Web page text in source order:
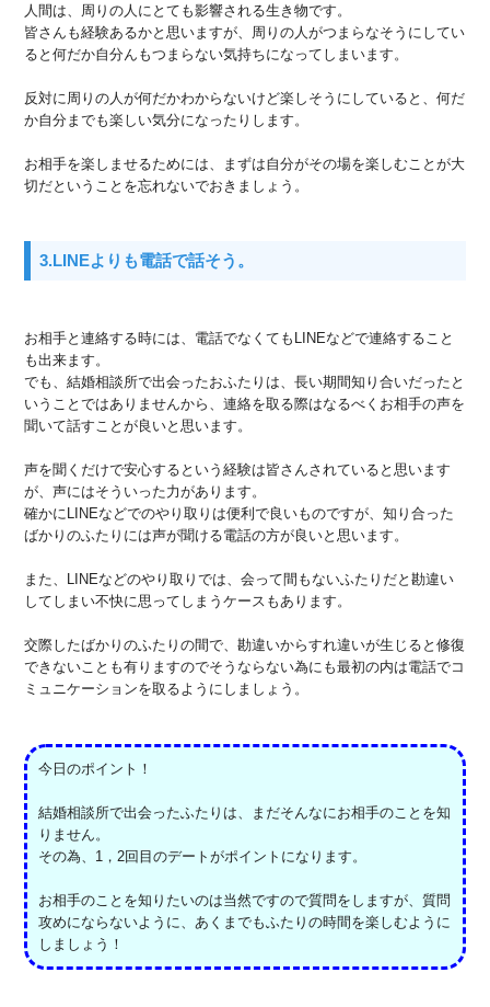
人間は、周りの人にとても影響される生き物です。
皆さんも経験あるかと思いますが、周りの人がつまらなそうにしてい
ると何だか自分んもつまらない気持ちになってしまいます。
反対に周りの人が何だかわからないけど楽しそうにしていると、何だ
か自分までも楽しい気分になったりします。
お相手を楽しませるためには、まずは自分がその場を楽しむことが大
切だということを忘れないでおきましょう。
3.LINEよりも電話で話そう。
お相手と連絡する時には、電話でなくてもLINEなどで連絡すること
も出来ます。
でも、結婚相談所で出会ったおふたりは、長い期間知り合いだったと
いうことではありませんから、連絡を取る際はなるべくお相手の声を
聞いて話すことが良いと思います。
声を聞くだけで安心するという経験は皆さんされていると思います
が、声にはそういった力があります。
確かにLINEなどでのやり取りは便利で良いものですが、知り合った
ばかりのふたりには声が聞ける電話の方が良いと思います。
また、LINEなどのやり取りでは、会って間もないふたりだと勘違い
してしまい不快に思ってしまうケースもあります。
交際したばかりのふたりの間で、勘違いからすれ違いが生じると修復
できないことも有りますのでそうならない為にも最初の内は電話でコ
ミュニケーションを取るようにしましょう。
今日のポイント！
結婚相談所で出会ったふたりは、まだそんなにお相手のことを知
りません。
その為、1，2回目のデートがポイントになります。
お相手のことを知りたいのは当然ですので質問をしますが、質問
攻めにならないように、あくまでもふたりの時間を楽しむように
しましょう！